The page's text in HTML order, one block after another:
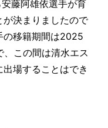
藤阿雄依選手が育
決まりましたので
の移籍期間は2025
この間は清水エス
場することはでき